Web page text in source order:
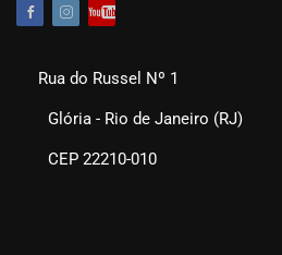
Rua do Russel Nº 1
Glória - Rio de Janeiro (RJ)
CEP 22210-010